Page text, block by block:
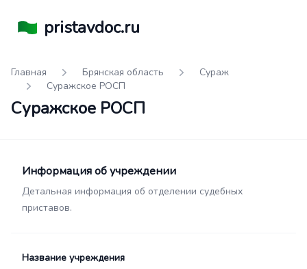
pristavdoc.ru
Главная Брянская область
Сураж
Суражское РОСП
Суражское РОСП
Информация об учреждении
Детальная информация об отделении судебных
приставов.
Название учреждения